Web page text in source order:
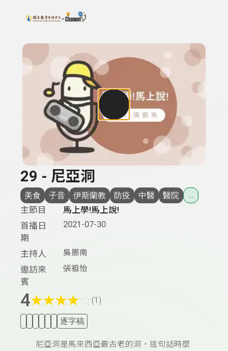
上方功能區塊
搜尋關鍵字：可輸入節目名稱、主持人或關鍵字
29 - 尼亞洞
美食 子音 伊斯蘭教 防疫 中醫 醫院 ...
主節目
馬上學!馬上說!
首播日
期
2021-07-30
主持人 吳振南
邀訪來
賓
張祖怡
4★★★★ (1)
逐字稿
尼亞洞是馬來西亞最古老的洞，這句話時麼